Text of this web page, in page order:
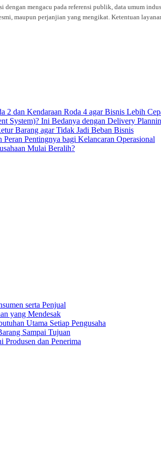
dengan mengacu pada referensi publik, data umum
maupun perjanjian yang mengikat. Ketentuan
2 dan Kendaraan Roda 4 agar Bisnis Lebih
System)? Ini Bedanya dengan Delivery
Barang agar Tidak Jadi Beban Bisnis
Pentingnya bagi Kelancaran Operasional
Mulai Beralih?
serta Penjual
yang Mendesak
Utama Setiap Pengusaha
Sampai Tujuan
dan Penerima